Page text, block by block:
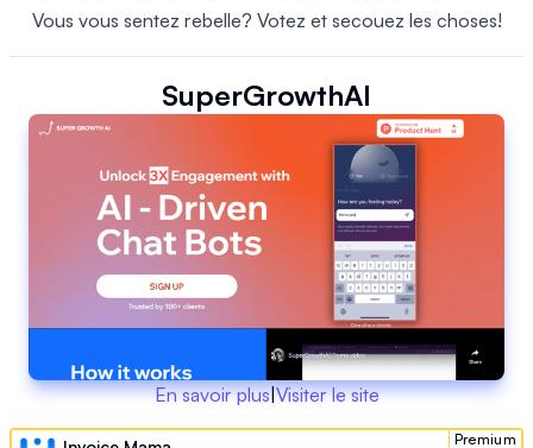
Vous vous sentez rebelle? Votez et secouez les choses!
SuperGrowthAI
En savoir plus|Visiter le site
Premium